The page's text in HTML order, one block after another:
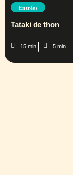
Entrées
Tataki de thon
15 min 5 min